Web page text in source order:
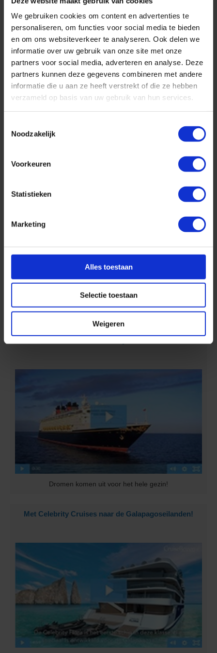
We gebruiken cookies om content en advertenties te
personaliseren, om functies voor social media te bieden
en om ons websiteverkeer te analyseren. Ook delen we
informatie over uw gebruik van onze site met onze
partners voor social media, adverteren en analyse. Deze
partners kunnen deze gegevens combineren met andere
informatie die u aan ze heeft verstrekt of die ze hebben
verzameld op basis van uw gebruik van hun services.
Noodzakelijk
Voorkeuren
Statistieken
Marketing
Alles toestaan
Selectie toestaan
Weigeren
Geniet in ultraluxe van wonderschone bestemmingen :-)
Cruise met Norwegian Cruise Line naar Hawaii!
Ontdek 4 tropische eilanden in 7 dagen :-)
Dromen komen uit voor het hele gezin!
Met Celebrity Cruises naar de Galapagoseilanden!